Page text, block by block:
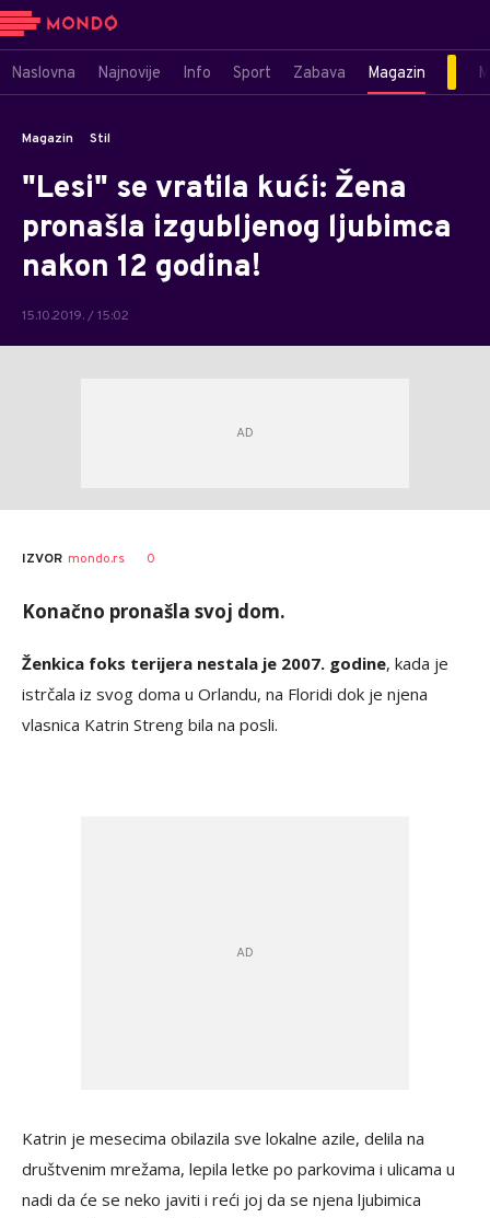
Naslovna Najnovije Info Sport Zabava Magazin
Magazin Stil
"Lesi" se vratila kući: Žena
pronašla izgubljenog ljubimca
nakon 12 godina!
15.10.2019. / 15:02
IZVOR mondo.rs 0
Konačno pronašla svoj dom.
Ženkica foks terijera nestala je 2007. godine, kada je
istrčala iz svog doma u Orlandu, na Floridi dok je njena
vlasnica Katrin Streng bila na posli.
Katrin je mesecima obilazila sve lokalne azile, delila na
društvenim mrežama, lepila letke po parkovima i ulicama u
nadi da će se neko javiti i reći joj da se njena ljubimica